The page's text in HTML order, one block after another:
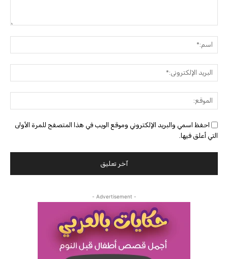
احفظ اسمي والبريد الإلكتروني وموقع الويب في هذا المتصفح للمرة الأولى
التي أعلق فيها.
- Advertisement -